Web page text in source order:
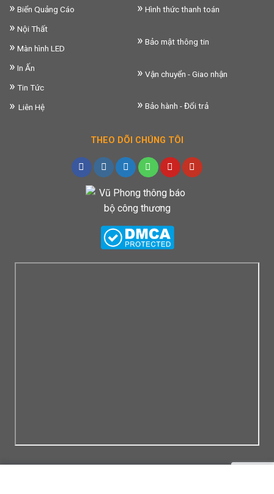
» Biển Quảng Cáo
» Nội Thất
» Màn hình LED
» In Ấn
» Tin Tức
» Liên Hệ
» Hình thức thanh toán
» Bảo mật thông tin
» Vận chuyển - Giao nhận
» Bảo hành - Đổi trả
THEO DÕI CHÚNG TÔI